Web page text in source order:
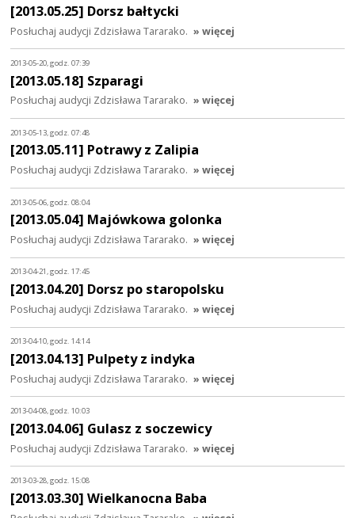
[2013.05.25] Dorsz bałtycki
Posłuchaj audycji Zdzisława Tararako. » więcej
2013-05-20, godz. 07:39
[2013.05.18] Szparagi
Posłuchaj audycji Zdzisława Tararako. » więcej
2013-05-13, godz. 07:48
[2013.05.11] Potrawy z Zalipia
Posłuchaj audycji Zdzisława Tararako. » więcej
2013-05-06, godz. 08:04
[2013.05.04] Majówkowa golonka
Posłuchaj audycji Zdzisława Tararako. » więcej
2013-04-21, godz. 17:45
[2013.04.20] Dorsz po staropolsku
Posłuchaj audycji Zdzisława Tararako. » więcej
2013-04-10, godz. 14:14
[2013.04.13] Pulpety z indyka
Posłuchaj audycji Zdzisława Tararako. » więcej
2013-04-08, godz. 10:03
[2013.04.06] Gulasz z soczewicy
Posłuchaj audycji Zdzisława Tararako. » więcej
2013-03-28, godz. 15:08
[2013.03.30] Wielkanocna Baba